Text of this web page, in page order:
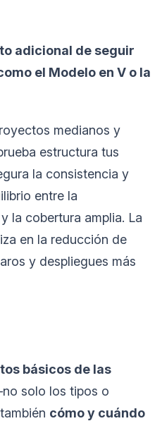
adicional de seguir
el Modelo en V o la
medianos y
estructura tus
la consistencia y
entre la
la cobertura amplia. La
en la reducción de
y despliegues más
básicos de las
solo los tipos o
cómo y cuándo